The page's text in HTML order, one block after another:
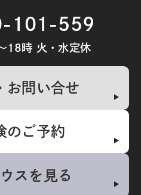
101-559
18時 火・水定休
お問い合せ
のご予約
スを見る